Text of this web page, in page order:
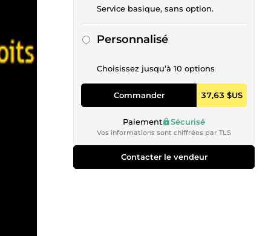
Service basique, sans option.
Personnalisé
Choisissez jusqu’à 10 options
Commander 37,63 $US
Paiement Sécurisé
Vos informations sont chiffrées par TLS
Contacter le vendeur